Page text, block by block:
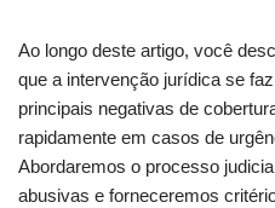
Ao longo deste artigo, você
que a intervenção jurídica se
principais negativas de
rapidamente em casos de
Abordaremos o processo
abusivas e forneceremos